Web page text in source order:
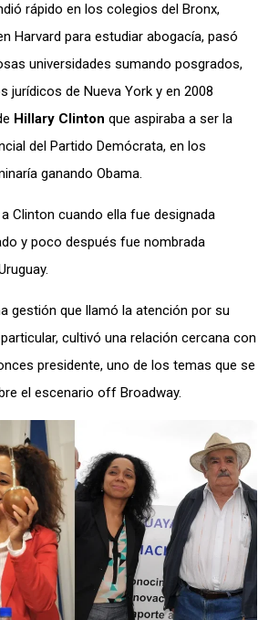
rápido en los colegios del Bronx,
Harvard para estudiar abogacía, pasó
universidades sumando posgrados,
jurídicos de Nueva York y en 2008
Hillary Clinton que aspiraba a ser la
del Partido Demócrata, en los
ganando Obama.
Clinton cuando ella fue designada
y poco después fue nombrada
gestión que llamó la atención por su
cultivó una relación cercana con
presidente, uno de los temas que se
el escenario off Broadway.